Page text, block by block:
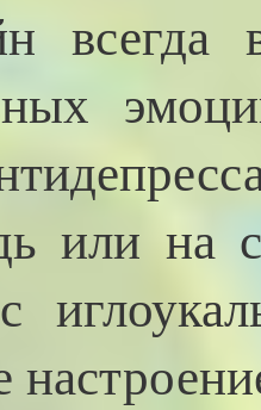
или на